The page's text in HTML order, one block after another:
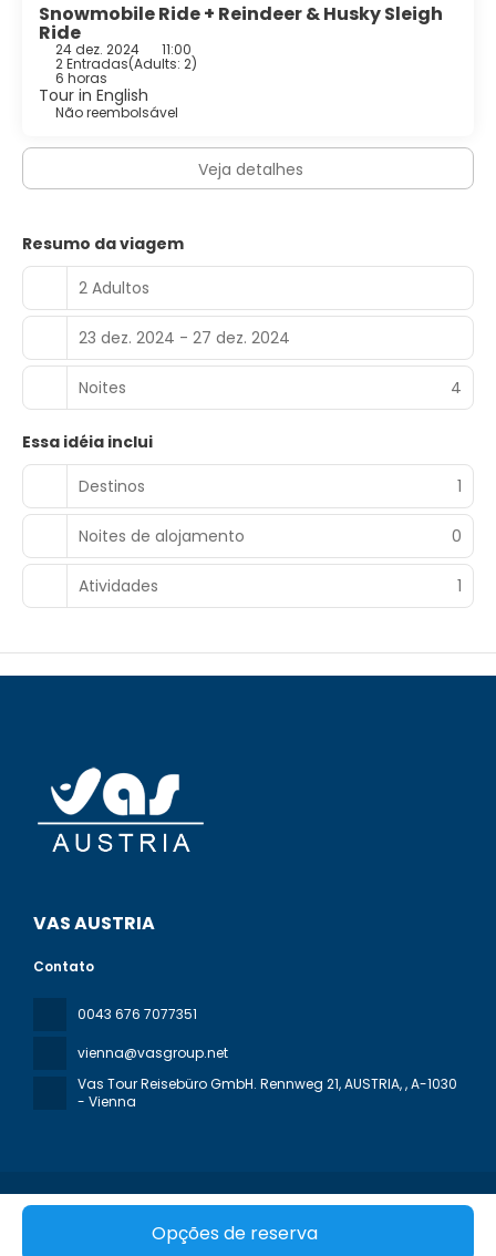
Opções de reserva
Snowmobile Ride + Reindeer & Husky Sleigh
Ride
24 dez. 2024 11:00
2 Entradas(Adults: 2)
6 horas
Tour in English
Não reembolsável
Veja detalhes
Resumo da viagem
2 Adultos
23 dez. 2024 - 27 dez. 2024
Noites 4
Essa idéia inclui
Destinos
1
Noites de alojamento 0
Atividades 1
VAS AUSTRIA
Contato
0043 676 7077351
vienna@vasgroup.net
Vas Tour Reisebüro GmbH. Rennweg 21, AUSTRIA,, A-1030
- Vienna